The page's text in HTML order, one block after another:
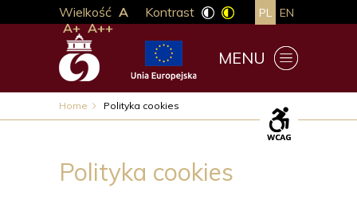
MENU
Wielkość A
A+ A++
Kontrast PL EN
Home Polityka cookies
Polityka cookies